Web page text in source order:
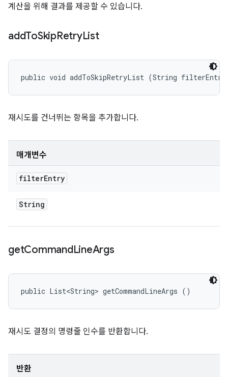
계산을 위해 결과를 제공할 수 있습니다.
addToSkipRetryList
public void addToSkipRetryList (String
재시도를 건너뛰는 항목을 추가합니다.
매개변수
filterEntry
String
getCommandLineArgs
public List<String> getCommandLineArgs ()
재시도 결정의 명령줄 인수를 반환합니다.
반환